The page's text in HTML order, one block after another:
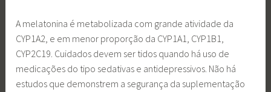
A melatonina é metabolizada com grande atividade da
CYP1A2, e em menor proporção da CYP1A1, CYP1B1,
CYP2C19. Cuidados devem ser tidos quando há uso de
medicações do tipo sedativas e antidepressivos. Não há
estudos que demonstrem a segurança da suplementação